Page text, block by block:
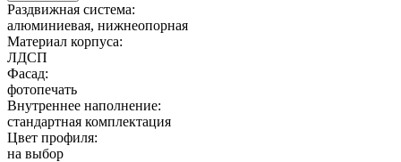
Раздвижная система:
алюминиевая, нижнеопорная
Материал корпуса:
ЛДСП
Фасад:
фотопечать
Внутреннее наполнение:
стандартная комплектация
Цвет профиля:
на выбор